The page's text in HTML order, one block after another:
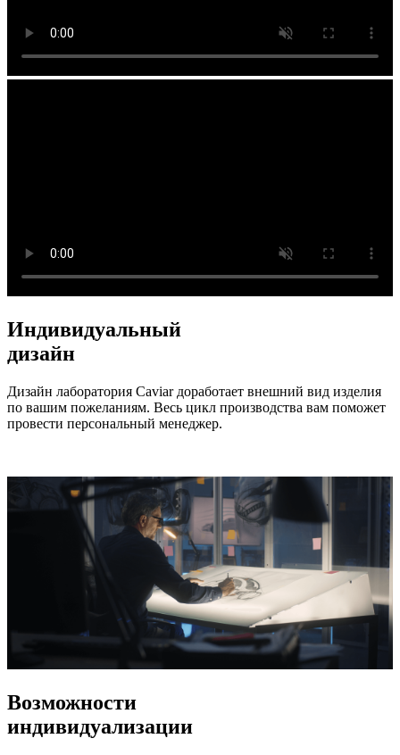
Индивидуальный
дизайн
Дизайн лаборатория Caviar доработает внешний вид изделия
по вашим пожеланиям. Весь цикл производства вам поможет
провести персональный менеджер.
Возможности
индивидуализации